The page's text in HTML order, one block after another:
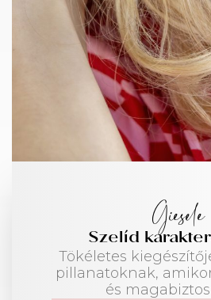
Giesele
Szelíd
Tökéletes
pillanatoknak,
és